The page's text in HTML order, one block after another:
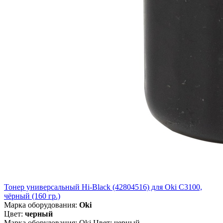
Тонер универсальный Hi-Black (42804516) для Oki С3100,
чёрный (160 гр.)
Марка оборудования: Oki
Цвет: черный